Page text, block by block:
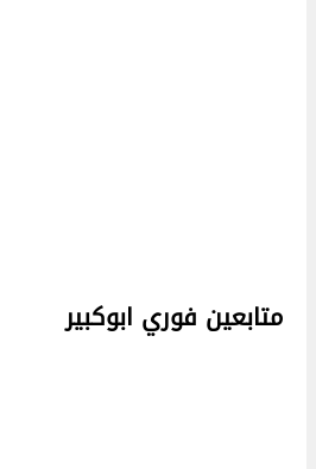
متابعين فوري ابوكبير